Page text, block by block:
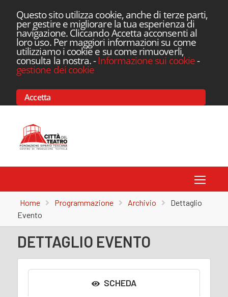
Questo sito utilizza cookie, anche di terze parti,
per gestire e migliorare la tua esperienza di
navigazione. Cliccando Accetta acconsenti al
loro uso. Per maggiori informazioni su come
utilizziamo i cookie e su come rimuoverli,
consulta la nostra.-Informazione sui cookie-
gestione dei cookie
Accetta
Home Programmazione Archivio
Dettaglio
Evento
DETTAGLIO EVENTO
SCHEDA